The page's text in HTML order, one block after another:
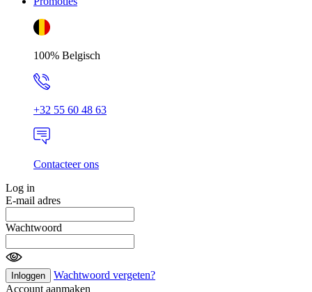
100% Belgisch
+32 55 60 48 63
Contacteer ons
Log in
E-mail adres
Wachtwoord
Inloggen
Wachtwoord vergeten?
Account aanmaken